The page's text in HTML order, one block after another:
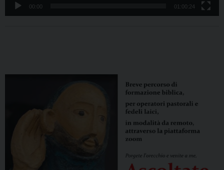
00:00 01:00:24